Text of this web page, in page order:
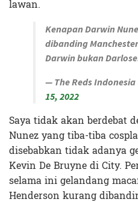
lawan.
Kenapan Darwin
dibanding
Darwin bukan
— The Reds
15, 2022
Saya tidak akan berdebat
Nunez yang tiba-tiba
disebabkan tidak adanya
Kevin De Bruyne di City.
selama ini gelandang
Henderson kurang